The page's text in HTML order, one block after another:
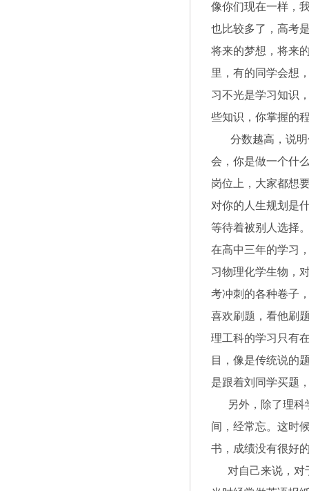
像你们现在一样，
也比较多了，高考
将来的梦想，将来
里，有的同学会想
习不光是学习知识
些知识，你掌握的
分数越高，说明
会，你是做一个什
岗位上，大家都想
对你的人生规划是
等待着被别人选择
在高中三年的学习
习物理化学生物，
考冲刺的各种卷子
喜欢刷题，看他刷
理工科的学习只有
目，像是传统说的
是跟着刘同学买题
另外，除了理科
间，经常忘。这时
书，成绩没有很好
对自己来说，对